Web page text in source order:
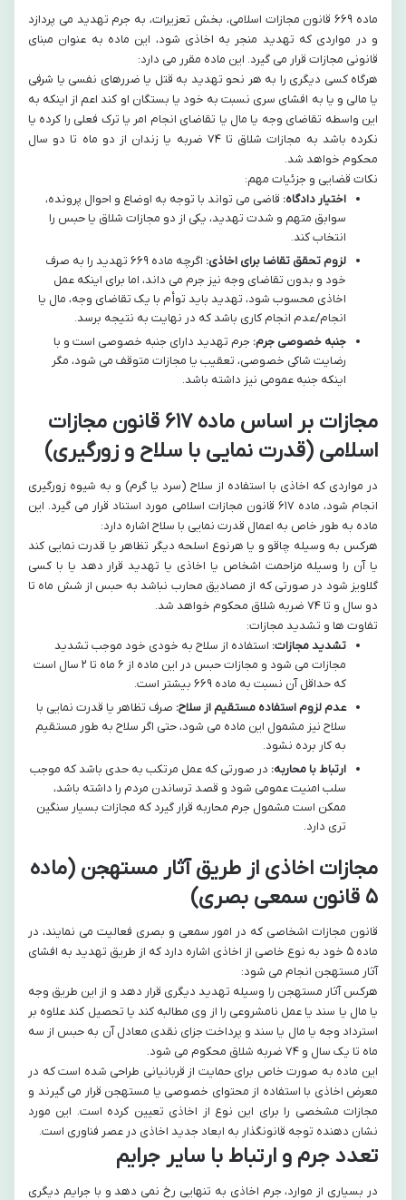
ماده ۶۶۹ قانون مجازات اسلامی، بخش تعزیرات، به جرم تهدید می پردازد
و در مواردی که تهدید منجر به اخاذی شود، این ماده به عنوان مبنای
قانونی مجازات قرار می گیرد. این ماده مقرر می دارد:
هرگاه کسی دیگری را به هر نحو تهدید به قتل یا ضررهای نفسی یا شرفی
یا مالی و یا به افشای سری نسبت به خود یا بستگان او کند اعم از اینکه به
این واسطه تقاضای وجه یا مال یا تقاضای انجام امر یا ترک فعلی را کرده یا
نکرده باشد به مجازات شلاق تا ۷۴ ضربه یا زندان از دو ماه تا دو سال
محکوم خواهد شد.
نکات قضایی و جزئیات مهم:
اختیار دادگاه: قاضی می تواند با توجه به اوضاع و احوال پرونده،
سوابق متهم و شدت تهدید، یکی از دو مجازات شلاق یا حبس را
انتخاب کند.
لزوم تحقق تقاضا برای اخاذی:
اگرچه ماده ۶۶۹ تهدید را به صرف
خود و بدون تقاضای وجه نیز جرم می داند، اما برای اینکه عمل
اخاذی محسوب شود، تهدید باید توأم با یک تقاضای وجه، مال یا
انجام/عدم انجام کاری باشد که در نهایت به نتیجه برسد.
جنبه خصوصی جرم: جرم تهدید دارای جنبه خصوصی است و با
رضایت شاکی خصوصی، تعقیب یا مجازات متوقف می شود، مگر
اینکه جنبه عمومی نیز داشته باشد.
مجازات بر اساس ماده ۶۱۷ قانون مجازات
اسلامی (قدرت نمایی با سلاح و زورگیری)
در مواردی که اخاذی با استفاده از سلاح (سرد یا گرم) و به شیوه زورگیری
انجام شود، ماده ۶۱۷ قانون مجازات اسلامی مورد استناد قرار می گیرد. این
ماده به طور خاص به اعمال قدرت نمایی با سلاح اشاره دارد:
هرکس به وسیله چاقو و یا هرنوع اسلحه دیگر تظاهر یا قدرت نمایی کند
یا آن را وسیله مزاحمت اشخاص یا اخاذی یا تهدید قرار دهد یا با کسی
گلاویز شود در صورتی که از مصادیق محارب نباشد به حبس از شش ماه تا
دو سال و تا ۷۴ ضربه شلاق محکوم خواهد شد.
تفاوت ها و تشدید مجازات:
تشدید مجازات: استفاده از سلاح به خودی خود موجب تشدید
مجازات می شود و مجازات حبس در این ماده از ۶ ماه تا ۲ سال است
که حداقل آن نسبت به ماده ۶۶۹ بیشتر است.
عدم لزوم استفاده مستقیم از سلاح: صرف تظاهر یا قدرت نمایی با
سلاح نیز مشمول این ماده می شود، حتی اگر سلاح به طور مستقیم
به کار برده نشود.
ارتباط با محاربه: در صورتی که عمل مرتکب به حدی باشد که موجب
سلب امنیت عمومی شود و قصد ترساندن مردم را داشته باشد،
ممکن است مشمول جرم محاربه قرار گیرد که مجازات بسیار سنگین
تری دارد.
مجازات اخاذی از طریق آثار مستهجن (ماده
۵ قانون سمعی بصری)
قانون مجازات اشخاصی که در امور سمعی و بصری فعالیت می نمایند، در
ماده ۵ خود به نوع خاصی از اخاذی اشاره دارد که از طریق تهدید به افشای
آثار مستهجن انجام می شود:
هرکس آثار مستهجن را وسیله تهدید دیگری قرار دهد و از این طریق وجه
یا مال یا سند یا عمل نامشروعی را از وی مطالبه کند یا تحصیل کند علاوه بر
استرداد وجه یا مال یا سند و پرداخت جزای نقدی معادل آن به حبس از سه
ماه تا یک سال و ۷۴ ضربه شلاق محکوم می شود.
این ماده به صورت خاص برای حمایت از قربانیانی طراحی شده است که در
معرض اخاذی با استفاده از محتوای خصوصی یا مستهجن قرار می گیرند و
مجازات مشخصی را برای این نوع از اخاذی تعیین کرده است. این مورد
نشان دهنده توجه قانونگذار به ابعاد جدید اخاذی در عصر فناوری است.
تعدد جرم و ارتباط با سایر جرایم
در بسیاری از موارد، جرم اخاذی به تنهایی رخ نمی دهد و با جرایم دیگری